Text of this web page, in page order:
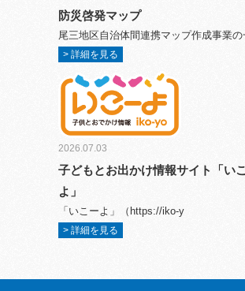
防災啓発マップ
尾三地区自治体間連携マップ作成事業の
> 詳細を見る
2026.07.03
子どもとお出かけ情報サイト「い
よ」
「いこーよ」（https://iko-y
> 詳細を見る